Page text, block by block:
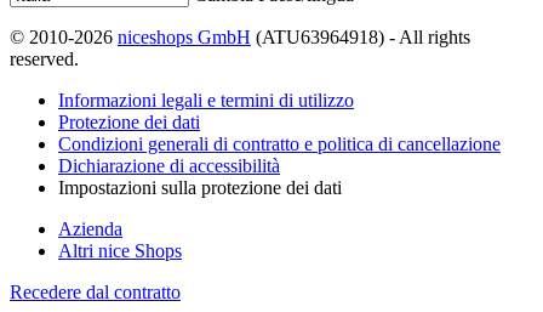
© 2010-2026 niceshops GmbH (ATU63964918) - All rights
reserved.
Informazioni legali e termini di utilizzo
Protezione dei dati
Condizioni generali di contratto e politica di cancellazione
Dichiarazione di accessibilità
Impostazioni sulla protezione dei dati
Azienda
Altri nice Shops
Recedere dal contratto